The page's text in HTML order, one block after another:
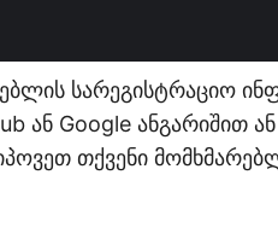
სარეგისტრაციო
ან Google ანგარიშით
თქვენი